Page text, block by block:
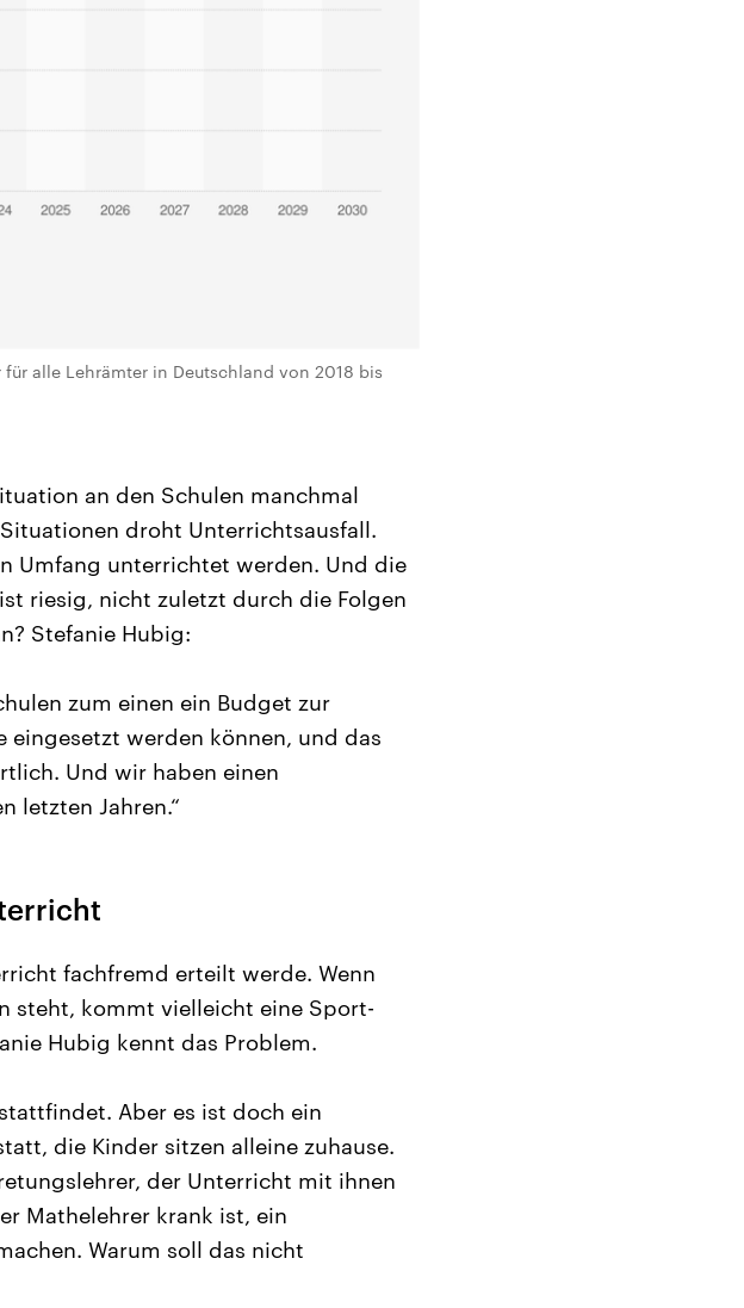
alle Lehrämter in Deutschland von 2018 bis
an den Schulen manchmal
droht Unterrichtsausfall.
Umfang unterrichtet werden. Und die
riesig, nicht zuletzt durch die Folgen
Stefanie Hubig:
zum einen ein Budget zur
werden können, und das
Und wir haben einen
letzten Jahren.“
fachfremd erteilt werde. Wenn
steht, kommt vielleicht eine Sport-
Hubig kennt das Problem.
Aber es ist doch ein
die Kinder sitzen alleine zuhause.
der Unterricht mit ihnen
Mathelehrer krank ist, ein
Warum soll das nicht